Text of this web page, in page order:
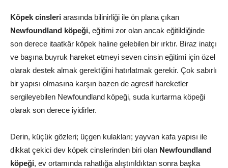
Köpek cinsleri arasında bilinirliği ile ön plana çıkan
Newfoundland köpeği, eğitimi zor olan ancak eğitildiğinde
son derece itaatkâr köpek haline gelebilen bir ırktır. Biraz inatçı
ve başına buyruk hareket etmeyi seven cinsin eğitimi için özel
olarak destek almak gerektiğini hatırlatmak gerekir. Çok sabırlı
bir yapısı olmasına karşın bazen de agresif hareketler
sergileyebilen Newfoundland köpeği, suda kurtarma köpeği
olarak son derece iyidirler.
Derin, küçük gözleri; üçgen kulakları; yayvan kafa yapısı ile
dikkat çekici dev köpek cinslerinden biri olan Newfoundland
köpeği, ev ortamında rahatlığa alıştırıldıktan sonra başka